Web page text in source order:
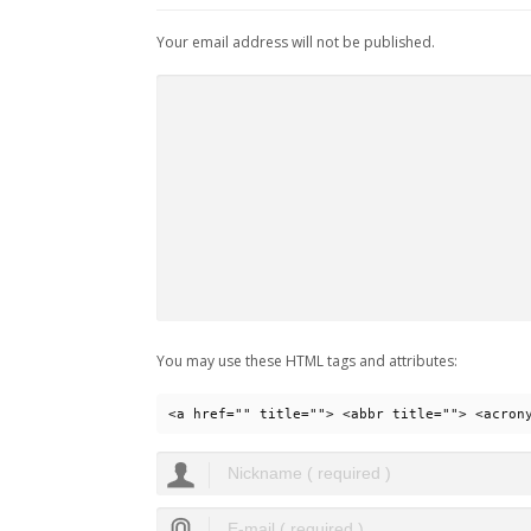
Your email address will not be published.
You may use these HTML tags and attributes:
<a href="" title=""> <abbr title="">